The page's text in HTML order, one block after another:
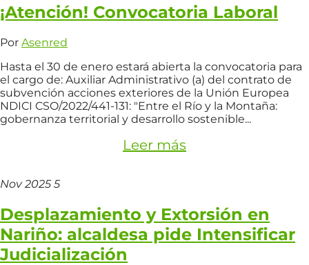
¡Atención! Convocatoria Laboral
Por Asenred
Hasta el 30 de enero estará abierta la convocatoria para
el cargo de: Auxiliar Administrativo (a) del contrato de
subvención acciones exteriores de la Unión Europea
NDICI CSO/2022/441-131: "Entre el Río y la Montaña:
gobernanza territorial y desarrollo sostenible...
Leer más
Nov 2025 5
Desplazamiento y Extorsión en
Nariño: alcaldesa pide Intensificar
Judicialización